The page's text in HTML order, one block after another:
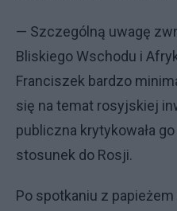
— Szczególną uwagę
Bliskiego Wschodu i
Franciszek bardzo
się na temat rosyjskiej
publiczna krytykowała
stosunek do Rosji.
Po spotkaniu z